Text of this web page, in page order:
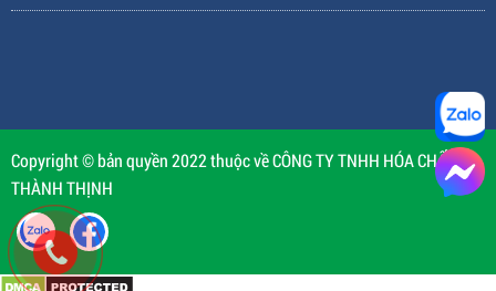
Copyright © bản quyền 2022 thuộc về CÔNG TY TNHH HÓA CHẤT
THÀNH THỊNH